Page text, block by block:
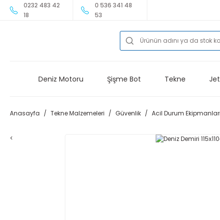
0232 483 42
18
0 536 341 48
53
Deniz Motoru Şişme Bot Tekne
Anasayfa Tekne Malzemeleri Güvenlik Acil Durum Ekipmanları
<